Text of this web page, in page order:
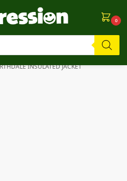
0
Si algo falla, ¡Perdón!⚠️
INSULATED JACKET